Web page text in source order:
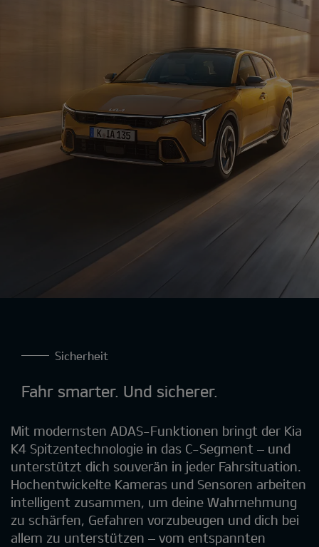
Sicherheit
Fahr smarter. Und sicherer.
Mit modernsten ADAS-Funktionen bringt der Kia
K4 Spitzentechnologie in das C-Segment – und
unterstützt dich souverän in jeder Fahrsituation.
Hochentwickelte Kameras und Sensoren arbeiten
intelligent zusammen, um deine Wahrnehmung
zu schärfen, Gefahren vorzubeugen und dich bei
allem zu unterstützen – vom entspannten